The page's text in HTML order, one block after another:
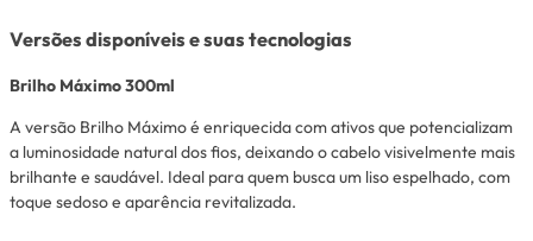
Versões disponíveis e suas tecnologias
Brilho Máximo 300ml
A versão Brilho Máximo é enriquecida com ativos que potencializam
a luminosidade natural dos fios, deixando o cabelo visivelmente mais
brilhante e saudável. Ideal para quem busca um liso espelhado, com
toque sedoso e aparência revitalizada.